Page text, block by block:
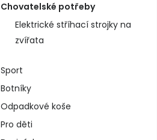
Chovatelské potřeby
Elektrické stříhací strojky na
zvířata
Sport
Botníky
Odpadkové koše
Pro děti